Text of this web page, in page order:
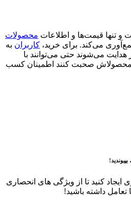
و تنها قیمت‌ها و اطلاعات محصولات
می‌کند. برای خرید، کاربران به
می‌شوند حتی می‌توانند با
محصولاش صحبت کنند اطمینان کسب
کنید تا از ویژگی های انحصاری
تعامل داشته باشید!